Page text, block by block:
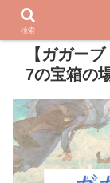
PR
【ガガー
7の宝箱の
検索